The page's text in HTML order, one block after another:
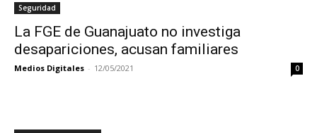
Seguridad
La FGE de Guanajuato no investiga
desapariciones, acusan familiares
Medios Digitales - 12/05/2021 0